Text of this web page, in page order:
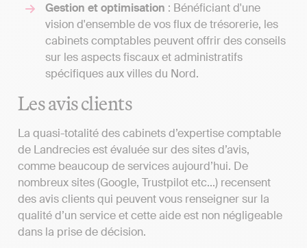
Gestion et optimisation : Bénéficiant d'une
vision d'ensemble de vos flux de trésorerie, les
cabinets comptables peuvent offrir des conseils
sur les aspects fiscaux et administratifs
spécifiques aux villes du Nord.
Les avis clients
La quasi-totalité des cabinets d’expertise comptable
de Landrecies est évaluée sur des sites d’avis,
comme beaucoup de services aujourd’hui. De
nombreux sites (Google, Trustpilot etc...) recensent
des avis clients qui peuvent vous renseigner sur la
qualité d’un service et cette aide est non négligeable
dans la prise de décision.